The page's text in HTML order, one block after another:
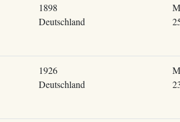
1898
Deutschland
1926
Deutschland